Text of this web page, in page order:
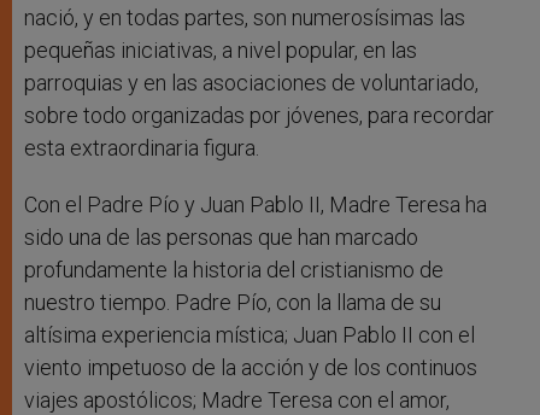
nació, y en todas partes, son numerosísimas las
pequeñas iniciativas, a nivel popular, en las
parroquias y en las asociaciones de voluntariado,
sobre todo organizadas por jóvenes, para recordar
esta extraordinaria figura.
Con el Padre Pío y Juan Pablo II, Madre Teresa ha
sido una de las personas que han marcado
profundamente la historia del cristianismo de
nuestro tiempo. Padre Pío, con la llama de su
altísima experiencia mística; Juan Pablo II con el
viento impetuoso de la acción y de los continuos
viajes apostólicos; Madre Teresa con el amor,